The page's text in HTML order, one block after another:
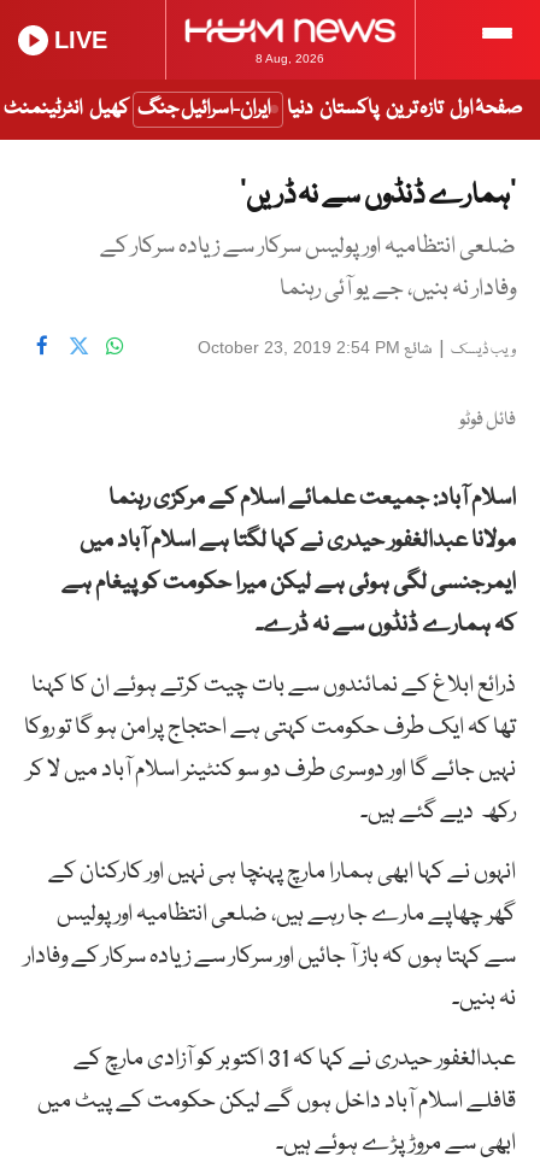
8 Aug, 2026
LIVE
صفحۂ اول تازہ ترین پاکستان دنیا ایران-اسرائیل جنگ کھیل انٹرٹینمنٹ
‘ہمارے ڈنڈوں سے نہ ڈریں’
ضلعی انتظامیہ اور پولیس سرکار سے زیادہ سرکار کے
وفادار نہ بنیں، جے یو آئی رہنما
ویب ڈیسک | شائع October 23, 2019 2:54 PM
فائل فوٹو
اسلام آباد:جمیعت علمائے اسلام کے مرکزی رہنما
مولانا عبدالغفور حیدری نے کہا لگتا ہے اسلام آباد میں
ایمرجنسی لگی ہوئی ہے لیکن میرا حکومت کو پیغام ہے
کہہمارے ڈنڈوں سے نہ ڈرے۔
ذرائع ابلاغ کے نمائندوں سے بات چیت کرتے ہوئے ان کا کہنا
تھا کہ ایک طرف حکومت کہتی ہے احتجاج پرامن ہو گا تو روکا
نہیں جائے گا اور دوسری طرف دو سو کنٹینر اسلام آباد میں لا کر
رکھ دیے گئے ہیں۔
انہوں نے کہا ابھی ہمارا مارچ پہنچا ہی نہیں اور کارکنان کے
گھر چھاپے مارے جا رہے ہیں، ضلعی انتظامیہ اور پولیس
سے کہتا ہوں کہ باز آ جائیں اور سرکار سے زیادہ سرکار کے وفادار
نہ بنیں۔
عبدالغفور حیدری نے کہا کہ 31 اکتوبر کو آزادی مارچ کے
قافلے اسلام آباد داخل ہوں گے لیکن حکومت کے پیٹ میں
ابھی سے مروڑ پڑے ہوئے ہیں۔